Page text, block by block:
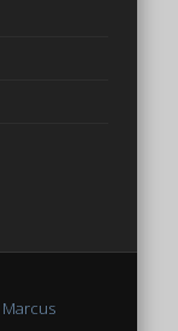
Marcus